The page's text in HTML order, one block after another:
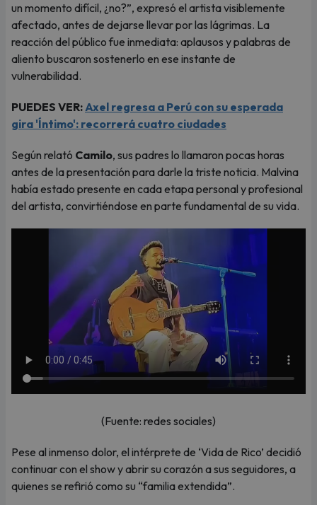
un momento difícil, ¿no?”, expresó el artista visiblemente
afectado, antes de dejarse llevar por las lágrimas. La
reacción del público fue inmediata: aplausos y palabras de
aliento buscaron sostenerlo en ese instante de
vulnerabilidad.
PUEDES VER:Axel regresa a Perú con su esperada
gira 'Íntimo': recorrerá cuatro ciudades
Según relató Camilo, sus padres lo llamaron pocas horas
antes de la presentación para darle la triste noticia. Malvina
había estado presente en cada etapa personal y profesional
del artista, convirtiéndose en parte fundamental de su vida.
(Fuente: redes sociales)
Pese al inmenso dolor, el intérprete de ‘Vida de Rico’ decidió
continuar con el show y abrir su corazón a sus seguidores, a
quienes se refirió como su “familia extendida”.